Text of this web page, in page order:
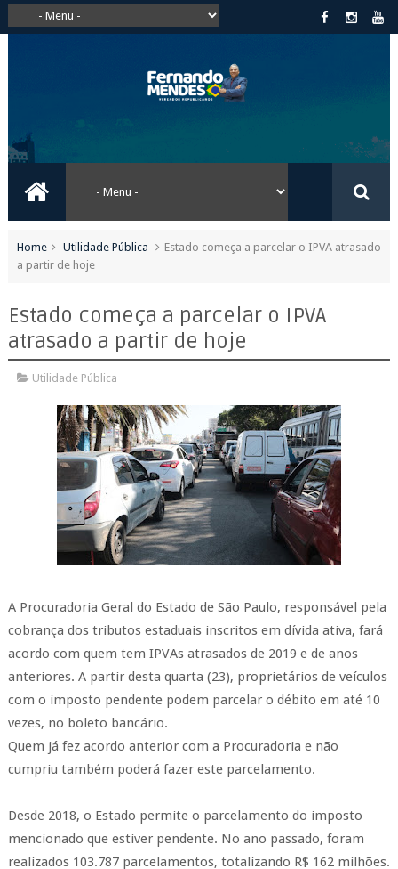
Home Utilidade Pública
Estado começa a parcelar o IPVA atrasado
a partir de hoje
Estado começa a parcelar o IPVA
atrasado a partir de hoje
Utilidade Pública
A Procuradoria Geral do Estado de São Paulo, responsável pela
cobrança dos tributos estaduais inscritos em dívida ativa, fará
acordo com quem tem IPVAs atrasados de 2019 e de anos
anteriores. A partir desta quarta (23), proprietários de veículos
com o imposto pendente podem parcelar o débito em até 10
vezes, no boleto bancário.
Quem já fez acordo anterior com a Procuradoria e não
cumpriu também poderá fazer este parcelamento.
Desde 2018, o Estado permite o parcelamento do imposto
mencionado que estiver pendente. No ano passado, foram
realizados 103.787 parcelamentos, totalizando R$ 162 milhões.